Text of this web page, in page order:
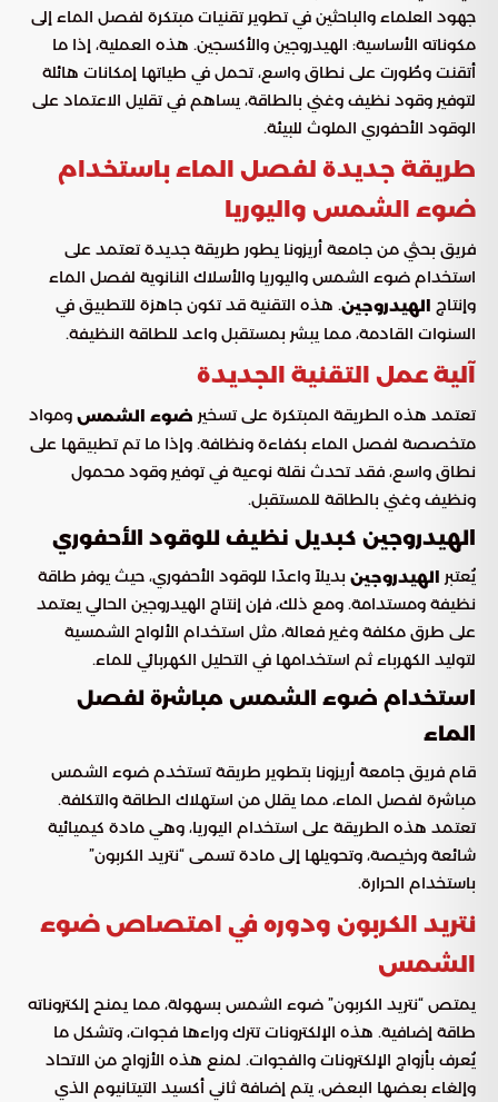
جهود العلماء والباحثين في تطوير تقنيات مبتكرة لفصل الماء إلى
مكوناته الأساسية: الهيدروجين والأكسجين. هذه العملية، إذا ما
أتقنت وطُورت على نطاق واسع، تحمل في طياتها إمكانات هائلة
لتوفير وقود نظيف وغني بالطاقة، يساهم في تقليل الاعتماد على
الوقود الأحفوري الملوث للبيئة.
طريقة جديدة لفصل الماء باستخدام
ضوء الشمس واليوريا
فريق بحثي من جامعة أريزونا يطور طريقة جديدة تعتمد على
استخدام ضوء الشمس واليوريا والأسلاك النانوية لفصل الماء
وإنتاج الهيدروجين. هذه التقنية قد تكون جاهزة للتطبيق في
السنوات القادمة، مما يبشر بمستقبل واعد للطاقة النظيفة.
آلية عمل التقنية الجديدة
تعتمد هذه الطريقة المبتكرة على تسخير ضوء الشمس ومواد
متخصصة لفصل الماء بكفاءة ونظافة. وإذا ما تم تطبيقها على
نطاق واسع، فقد تحدث نقلة نوعية في توفير وقود محمول
ونظيف وغني بالطاقة للمستقبل.
الهيدروجين كبديل نظيف للوقود الأحفوري
يُعتبر الهيدروجين بديلاً واعدًا للوقود الأحفوري، حيث يوفر طاقة
نظيفة ومستدامة. ومع ذلك، فإن إنتاج الهيدروجين الحالي يعتمد
على طرق مكلفة وغير فعالة، مثل استخدام الألواح الشمسية
لتوليد الكهرباء ثم استخدامها في التحليل الكهربائي للماء.
استخدام ضوء الشمس مباشرة لفصل
الماء
قام فريق جامعة أريزونا بتطوير طريقة تستخدم ضوء الشمس
مباشرة لفصل الماء، مما يقلل من استهلاك الطاقة والتكلفة.
تعتمد هذه الطريقة على استخدام اليوريا، وهي مادة كيميائية
شائعة ورخيصة، وتحويلها إلى مادة تسمى “نتريد الكربون”
باستخدام الحرارة.
نتريد الكربون ودوره في امتصاص ضوء
الشمس
يمتص “نتريد الكربون” ضوء الشمس بسهولة، مما يمنح إلكتروناته
طاقة إضافية. هذه الإلكترونات تترك وراءها فجوات، وتشكل ما
يُعرف بأزواج الإلكترونات والفجوات. لمنع هذه الأزواج من الاتحاد
وإلغاء بعضها البعض، يتم إضافة ثاني أكسيد التيتانيوم الذي